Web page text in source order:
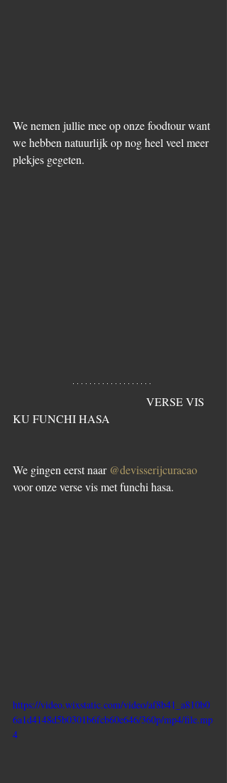
We nemen jullie mee op onze foodtour want
we hebben natuurlijk op nog heel veel meer
plekjes gegeten.
KU FUNCHI HASA
We gingen eerst naar @devisserijcuracao
voor onze verse vis met funchi hasa.
https://video.wixstatic.com/video/af8b41_a810b0
6a1d4148d5b0301b6fcb60e646/360p/mp4/file.mp
4